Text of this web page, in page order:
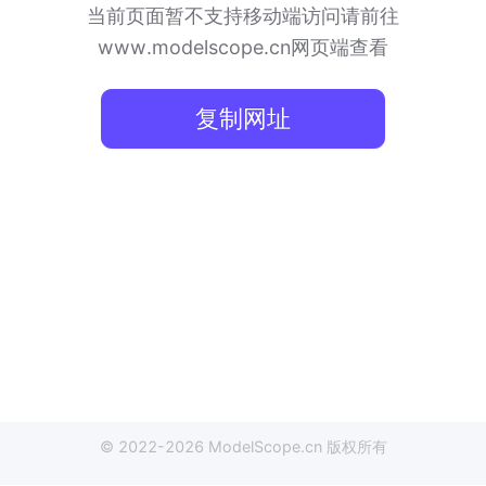
当前页面暂不支持移动端访问请前往
www.modelscope.cn网页端查看
复制网址
© 2022-2026 ModelScope.cn 版权所有